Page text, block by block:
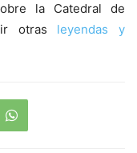
la Catedral de
otras leyendas y